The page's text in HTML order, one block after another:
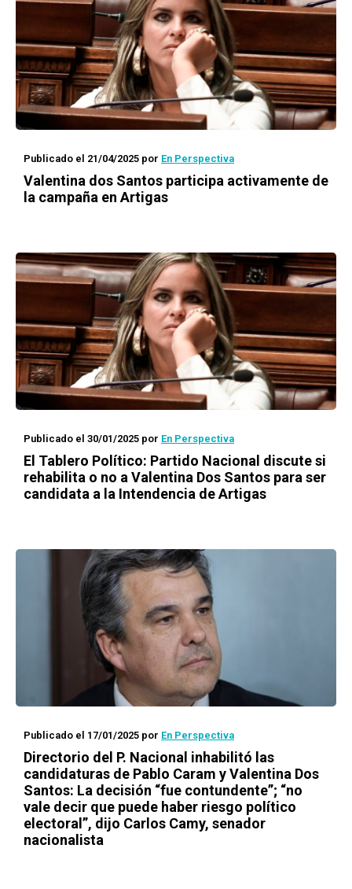
Publicado el 21/04/2025 por En Perspectiva
Valentina dos Santos participa activamente de
la campaña en Artigas
Publicado el 30/01/2025 por En Perspectiva
El Tablero Político: Partido Nacional discute si
rehabilita o no a Valentina Dos Santos para ser
candidata a la Intendencia de Artigas
Publicado el 17/01/2025 por En Perspectiva
Directorio del P. Nacional inhabilitó las
candidaturas de Pablo Caram y Valentina Dos
Santos: La decisión “fue contundente”; “no
vale decir que puede haber riesgo político
electoral”, dijo Carlos Camy, senador
nacionalista